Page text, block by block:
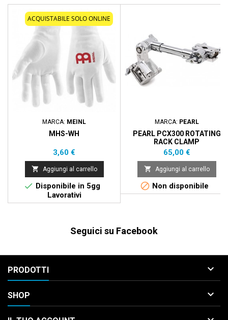
ACQUISTABILE SOLO ONLINE
MARCA: MEINL
MHS-WH
Prezzo
3,60 €
 Aggiungi al carrello
 Disponibile in 5gg
Lavorativi
MARCA: PEARL
PEARL PCX300 ROTATING
RACK CLAMP
Prezzo
65,00 €
 Aggiungi al carrello
 Non disponibile
Seguici su Facebook
PRODOTTI 
SHOP 